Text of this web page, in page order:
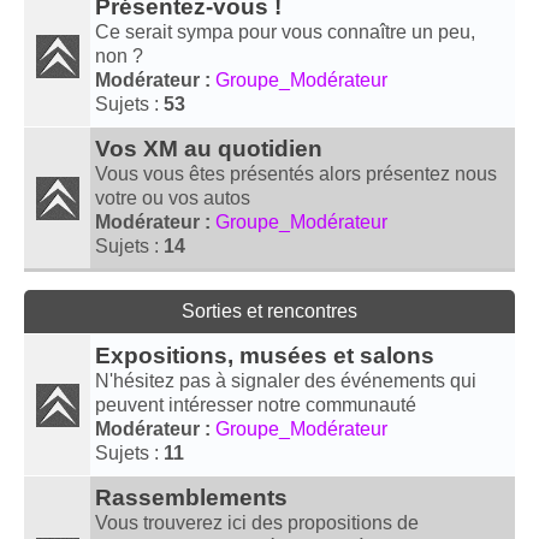
Présentez-vous !
Ce serait sympa pour vous connaître un peu,
non ?
Modérateur : Groupe_Modérateur
Sujets : 53
Vos XM au quotidien
Vous vous êtes présentés alors présentez nous
votre ou vos autos
Modérateur : Groupe_Modérateur
Sujets : 14
Sorties et rencontres
Expositions, musées et salons
N'hésitez pas à signaler des événements qui
peuvent intéresser notre communauté
Modérateur : Groupe_Modérateur
Sujets : 11
Rassemblements
Vous trouverez ici des propositions de